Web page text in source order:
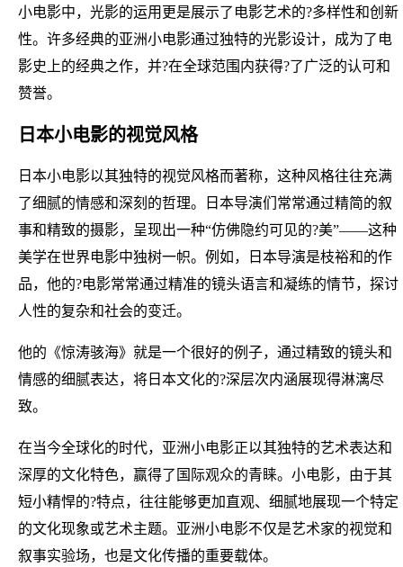
小电影中，光影的运用更是展示了电影艺术的?多样性和创新
性。许多经典的亚洲小电影通过独特的光影设计，成为了电
影史上的经典之作，并?在全球范围内获得?了广泛的认可和
赞誉。
日本小电影的视觉风格
日本小电影以其独特的视觉风格而著称，这种风格往往充满
了细腻的情感和深刻的哲理。日本导演们常常通过精简的叙
事和精致的摄影，呈现出一种“仿佛隐约可见的?美”——这种
美学在世界电影中独树一帜。例如，日本导演是枝裕和的作
品，他的?电影常常通过精准的镜头语言和凝练的情节，探讨
人性的复杂和社会的变迁。
他的《惊涛骇海》就是一个很好的例子，通过精致的镜头和
情感的细腻表达，将日本文化的?深层次内涵展现得淋漓尽
致。
在当今全球化的时代，亚洲小电影正以其独特的艺术表达和
深厚的文化特色，赢得了国际观众的青睐。小电影，由于其
短小精悍的?特点，往往能够更加直观、细腻地展现一个特定
的文化现象或艺术主题。亚洲小电影不仅是艺术家的视觉和
叙事实验场，也是文化传播的重要载体。